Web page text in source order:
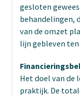
gesloten
behandelingen,
van de omzet
lijn gebleven
Het doel van de
praktijk. De